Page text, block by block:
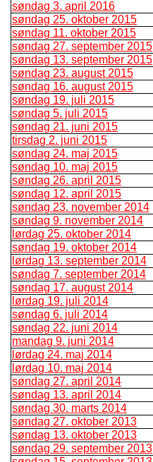
søndag 3. april 2016
søndag 25. oktober 2015
søndag 11. oktober 2015
søndag 27. september 2015
søndag 13. september 2015
søndag 23. august 2015
søndag 16. august 2015
søndag 19. juli 2015
søndag 5. juli 2015
søndag 21. juni 2015
tirsdag 2. juni 2015
søndag 24. maj 2015
søndag 10. maj 2015
søndag 26. april 2015
søndag 12. april 2015
søndag 23. november 2014
søndag 9. november 2014
lørdag 25. oktober 2014
søndag 19. oktober 2014
lørdag 13. september 2014
søndag 7. september 2014
søndag 17. august 2014
lørdag 19. juli 2014
søndag 6. juli 2014
søndag 22. juni 2014
mandag 9. juni 2014
lørdag 24. maj 2014
lørdag 10. maj 2014
søndag 27. april 2014
søndag 13. april 2014
søndag 30. marts 2014
søndag 27. oktober 2013
søndag 13. oktober 2013
søndag 29. september 2013